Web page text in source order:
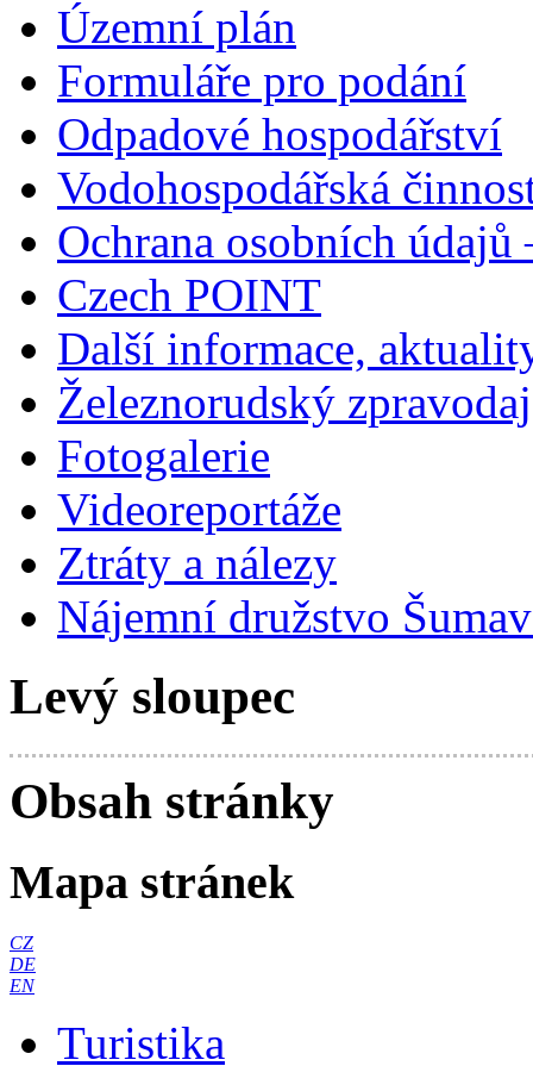
Územní plán
Formuláře pro podání
Odpadové hospodářství
Vodohospodářská
Ochrana osobních údajů
Czech POINT
Další informace,
Železnorudský zpravodaj
Fotogalerie
Videoreportáže
Ztráty a nálezy
Nájemní družstvo
Levý sloupec
Obsah stránky
Mapa stránek
CZ
DE
EN
Turistika